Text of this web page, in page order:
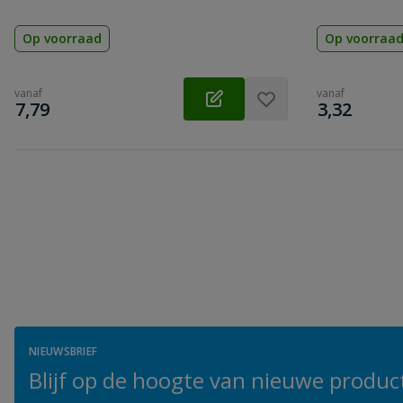
Op voorraad
vanaf
€
7,79
Op voorraad
vanaf
€
3,32
NIEUWSBRIEF
Blijf op de hoogte van nieuwe